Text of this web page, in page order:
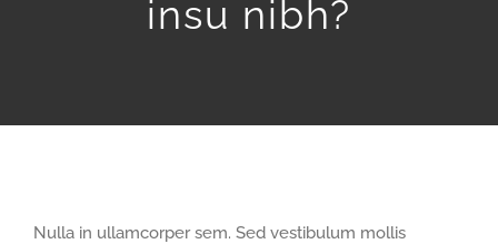
insu nibh?
Nulla in ullamcorper sem. Sed vestibulum mollis